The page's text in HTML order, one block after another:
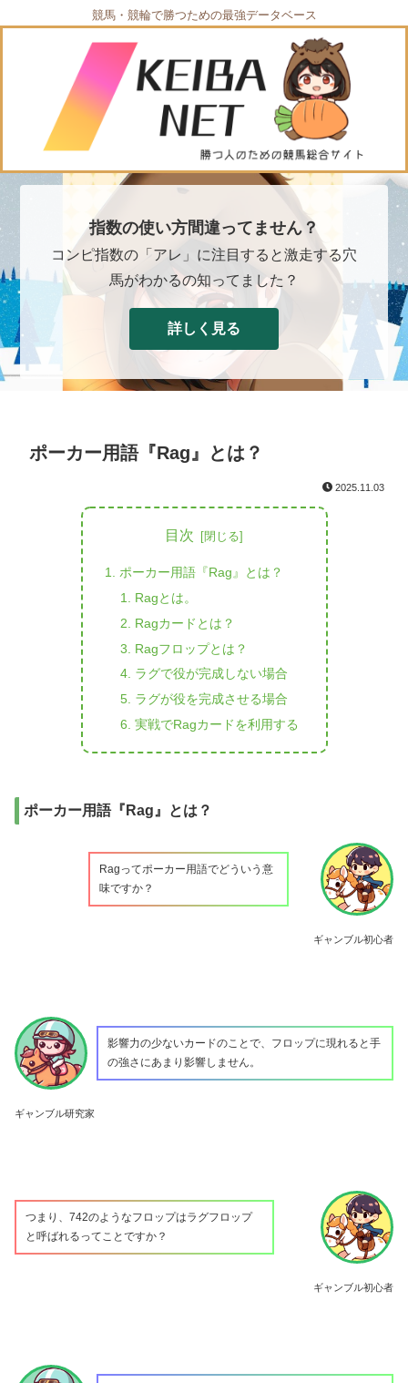
競馬・競輪で勝つための最強データベース
指数の使い方間違ってません？
コンピ指数の「アレ」に注目すると激走する穴
馬がわかるの知ってました？
詳しく見る
ポーカー用語『Rag』とは？
2025.11.03
目次
ポーカー用語『Rag』とは？
Ragとは。
Ragカードとは？
Ragフロップとは？
ラグで役が完成しない場合
ラグが役を完成させる場合
実戦でRagカードを利用する
ポーカー用語『Rag』とは？
ギャンブル初心者
Ragってポーカー用語でどういう意
味ですか？
ギャンブル研究家
影響力の少ないカードのことで、フロップに現れると手
の強さにあまり影響しません。
ギャンブル初心者
つまり、742のようなフロップはラグフロップ
と呼ばれるってことですか？